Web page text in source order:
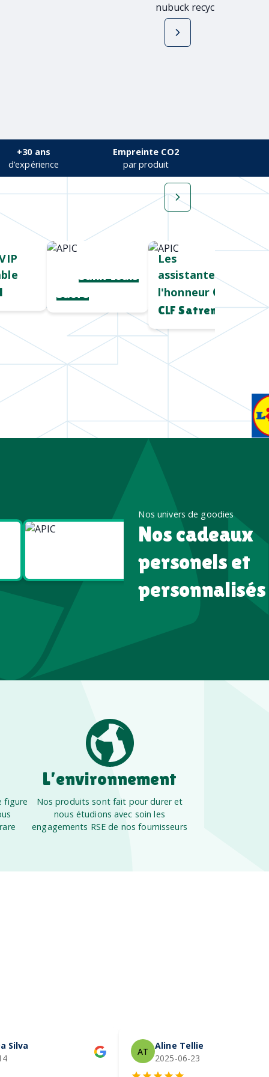
recyclé RCS
+30 ans
d’expérience
Empreinte CO2
par produit
Saint Louis
Sucre
Les
assistantes à
l'honneur Chez
CLF Satrem
Goodies
High tech
Nos univers de goodies
Nos cadeaux
personels et
personnalisés
figure
L’environnement
Nos produits sont fait pour durer et
nous étudions avec soin les
engagements RSE de nos fournisseurs
Silva
AT
Aline Tellier
2025-06-23